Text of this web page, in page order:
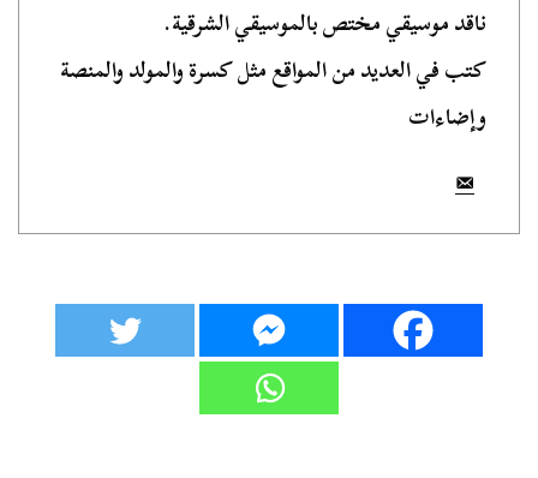
ناقد موسيقي مختص بالموسيقي الشرقية.
كتب في العديد من المواقع مثل كسرة والمولد والمنصة
وإضاءات